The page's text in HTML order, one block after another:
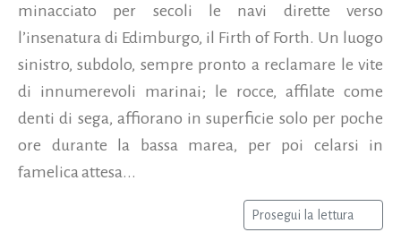
minacciato per secoli le navi dirette verso
l’insenatura di Edimburgo, il Firth of Forth. Un luogo
sinistro, subdolo, sempre pronto a reclamare le vite
di innumerevoli marinai; le rocce, affilate come
denti di sega, affiorano in superficie solo per poche
ore durante la bassa marea, per poi celarsi in
famelica attesa...
Prosegui la lettura